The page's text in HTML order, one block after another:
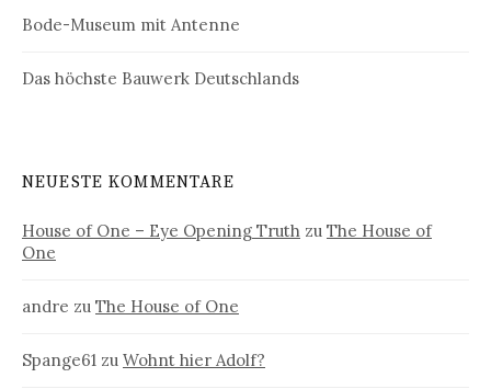
Bode-Museum mit Antenne
Das höchste Bauwerk Deutschlands
NEUESTE KOMMENTARE
House of One – Eye Opening Truth zu The House of
One
andre zu The House of One
Spange61 zu Wohnt hier Adolf?